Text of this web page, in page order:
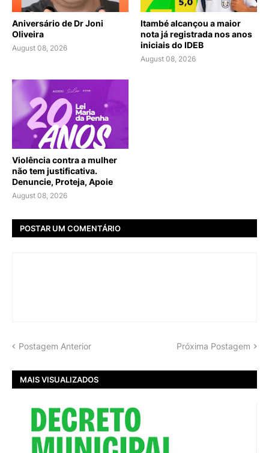
Aniversário de Dr Joni
Oliveira
August 08, 2026
Itambé alcançou a maior
nota já registrada nos anos
iniciais do IDEB
August 08, 2026
Violência contra a mulher
não tem justificativa.
Denuncie, Proteja, Apoie
August 08, 2026
POSTAR UM COMENTÁRIO
Postagem Anterior Próxima Postagem
MAIS VISUALIZADOS